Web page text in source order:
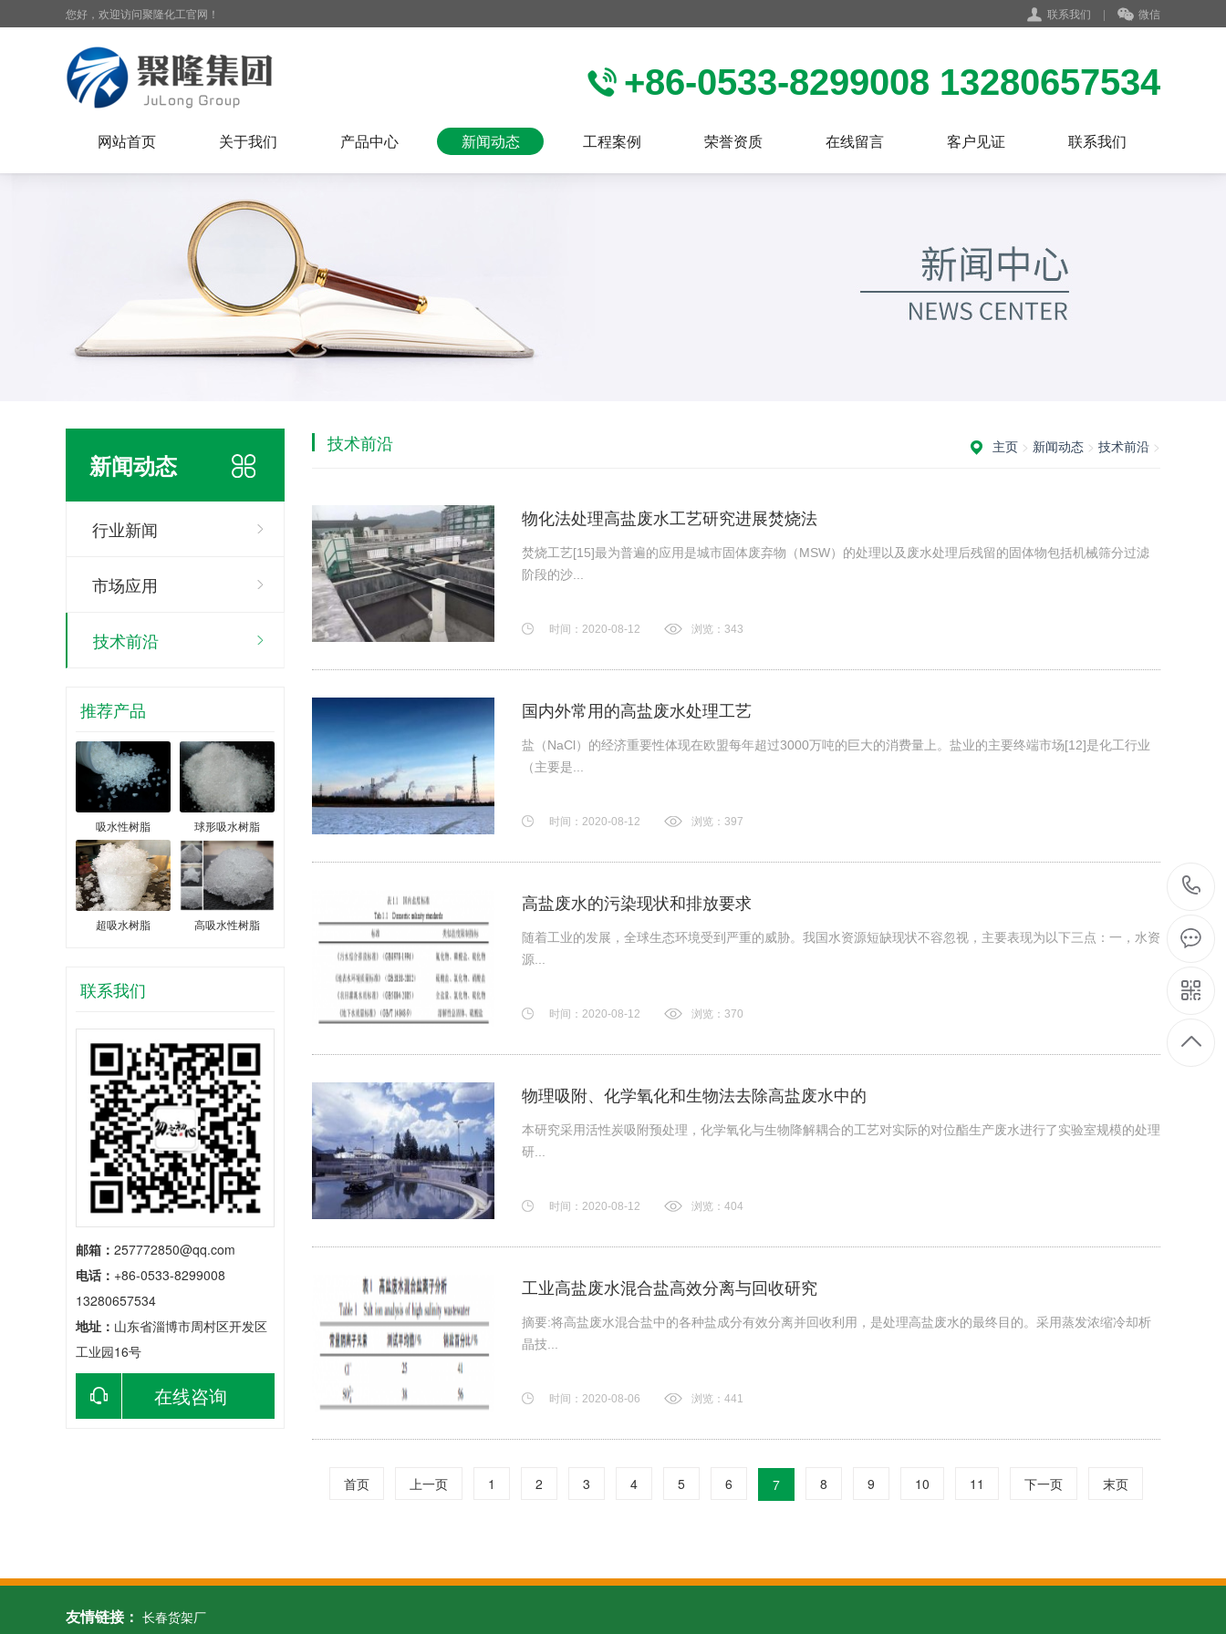
联系我们 | 微信
您好，欢迎访问聚隆化工官网！
+86-0533-8299008 13280657534
网站首页 关于我们 产品中心 新闻动态 工程案例 荣誉资质 在线留言 客户见证 联系我们
新闻动态
行业新闻
市场应用
技术前沿
推荐产品
吸水性树脂 球形吸水树脂
超吸水树脂 高吸水性树脂
联系我们
邮箱： 257772850@qq.com
电话： +86-0533-8299008
13280657534
地址： 山东省淄博市周村区开发区
工业园16号
在线咨询
主页 > 新闻动态 > 技术前沿 >
技术前沿
物化法处理高盐废水工艺研究进展焚烧法
焚烧工艺[15]最为普遍的应用是城市固体废弃物（MSW）的处理以及废水处理后残留的固体物包括机械筛分过滤
阶段的沙...
时间：2020-08-12 浏览：343
国内外常用的高盐废水处理工艺
盐（NaCl）的经济重要性体现在欧盟每年超过3000万吨的巨大的消费量上。盐业的主要终端市场[12]是化工行业
（主要是...
时间：2020-08-12 浏览：397
高盐废水的污染现状和排放要求
随着工业的发展，全球生态环境受到严重的威胁。我国水资源短缺现状不容忽视，主要表现为以下三点：一，水资
源...
时间：2020-08-12 浏览：370
物理吸附、化学氧化和生物法去除高盐废水中的
本研究采用活性炭吸附预处理，化学氧化与生物降解耦合的工艺对实际的对位酯生产废水进行了实验室规模的处理
研...
时间：2020-08-12 浏览：404
工业高盐废水混合盐高效分离与回收研究
摘要:将高盐废水混合盐中的各种盐成分有效分离并回收利用，是处理高盐废水的最终目的。采用蒸发浓缩冷却析
晶技...
时间：2020-08-06 浏览：441
首页 上一页 1 2 3 4 5 6 7 8 9 10 11 下一页 末页
友情链接： 长春货架厂